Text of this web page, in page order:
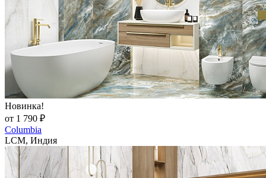
Новинка!
от 1 790 ₽
Columbia
LCM, Индия